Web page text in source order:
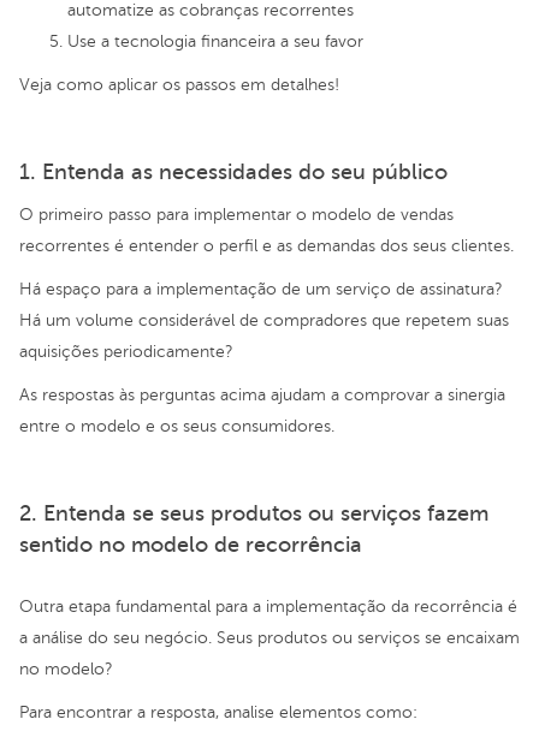
automatize as cobranças recorrentes
Use a tecnologia financeira a seu favor
Veja como aplicar os passos em detalhes!
1. Entenda as necessidades do seu público
O primeiro passo para implementar o modelo de vendas
recorrentes é entender o perfil e as demandas dos seus clientes.
Há espaço para a implementação de um serviço de assinatura?
Há um volume considerável de compradores que repetem suas
aquisições periodicamente?
As respostas às perguntas acima ajudam a comprovar a sinergia
entre o modelo e os seus consumidores.
2. Entenda se seus produtos ou serviços fazem
sentido no modelo de recorrência
Outra etapa fundamental para a implementação da recorrência é
a análise do seu negócio. Seus produtos ou serviços se encaixam
no modelo?
Para encontrar a resposta, analise elementos como: